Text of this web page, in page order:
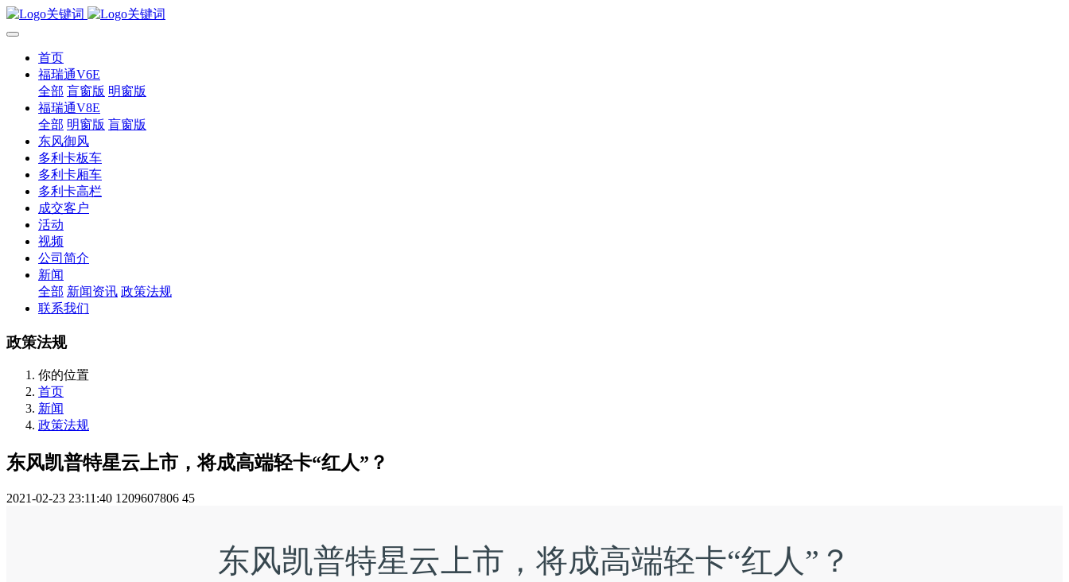
首页
福瑞通V6E
全部 盲窗版 明窗版
福瑞通V8E
全部 明窗版 盲窗版
东风御风
多利卡板车
多利卡厢车
多利卡高栏
成交客户
活动
视频
公司简介
新闻
全部 新闻资讯 政策法规
联系我们
政策法规
你的位置
首页
新闻
政策法规
东风凯普特星云上市，将成高端轻卡“红人”？
2021-02-23 23:11:40 1209607806 45
东风凯普特星云上市，将成高端轻卡“红人”？